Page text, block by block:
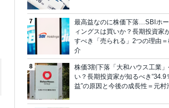
最高益なのに株価下落…SBIホ
ィングスは買いか？長期投資家
すべき「売られる」2つの理由
介
株価3割下落「大和ハウス工業
い？長期投資家が知るべき“34.9
益”の原因と今後の成長性＝元村